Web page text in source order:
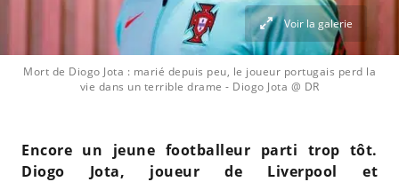
Mort de Diogo Jota : marié depuis peu, le joueur portugais perd la
vie dans un terrible drame - Diogo Jota @ DR
Voir la galerie
Encore un jeune footballeur parti trop tôt.
Diogo Jota, joueur de Liverpool et